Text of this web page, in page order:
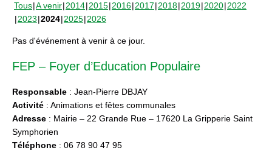
Tous A venir 2014 2015 2016 2017 2018 2019 2020 2022
2023 2024 2025 2026
Pas d'événement à venir à ce jour.
FEP – Foyer d’Education Populaire
Responsable : Jean-Pierre DBJAY
Activité : Animations et fêtes communales
Adresse : Mairie – 22 Grande Rue – 17620 La Gripperie Saint
Symphorien
Téléphone : 06 78 90 47 95